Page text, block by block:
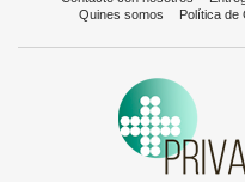
Quines somos
Política de